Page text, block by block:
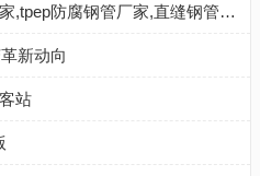
螺旋钢管厂家,3pe防腐钢管厂家,tpep防腐钢管厂家,直缝钢管厂家,无缝钢管厂家,8710防腐钢管厂家_河北宇刚管道制造有限公司 - 八方资源网
新动向
站